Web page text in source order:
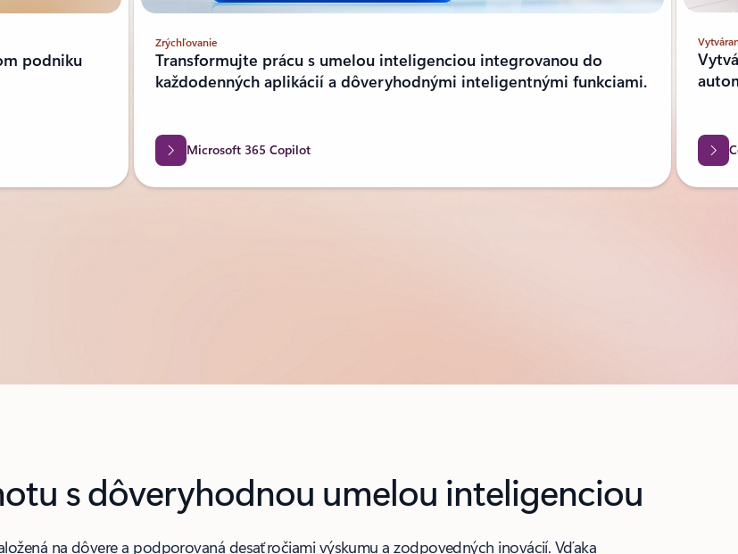
podniku
Zrýchľovanie
Transformujte prácu s umelou inteligenciou integrovanou do
každodenných aplikácií a dôveryhodnými inteligentnými funkciami.
Microsoft 365 Copilot
s dôveryhodnou umelou inteligenciou
na dôvere a podporovaná desaťročiami výskumu a zodpovedných inovácií. Vďaka